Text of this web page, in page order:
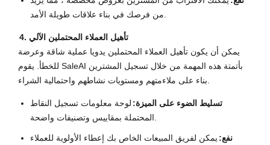
من فرصك في بناء علاقات طويلة الأمد.
4. تأهيل العملاء المحتملين الآلي
يمكن أن يكون تأهيل العملاء المحتملين يدويا عملية شاقة وعرضة
للخطأ. يقوم SaleAI بأتمتة هذه المهمة من خلال تسجيل المشترين
بناء على ملاءمتهم ومستويات نشاطهم واحتمالية الشراء.
تسليط الضوء على الميزة: لوحة معلومات تسجيل النقاط
المحتملة بمقاييس وتصنيفات واضحة.
نفع: يمكن لفريق المبيعات الخاص بك إعطاء الأولوية للعملاء